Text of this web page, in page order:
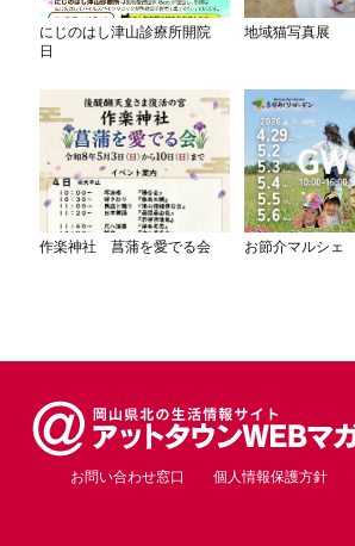
にじのはし津山診療所開院
日
地域猫写真展
作楽神社 菖蒲を愛でる会 お節介マルシェ
お問い合わせ窓口 個人情報保護方針